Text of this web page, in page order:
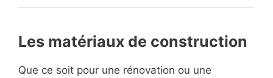
Les matériaux de construction
Que ce soit pour une rénovation ou une